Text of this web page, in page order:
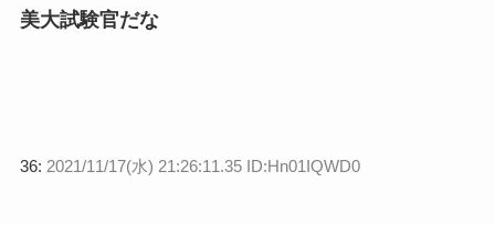
美大試験官だな
36: 2021/11/17(水) 21:26:11.35 ID:Hn01IQWD0